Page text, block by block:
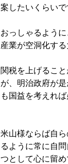
案したいくらいで
おっしゃるよう
産業が空洞化する
関税を上げるこ
が、明治政府が
も国益を考えれ
米山様ならば自
るように常に自
つとして心に留